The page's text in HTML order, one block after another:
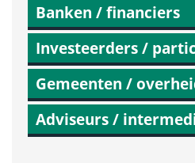
Banken / financiers
Investeerders /
Gemeenten /
Adviseurs /